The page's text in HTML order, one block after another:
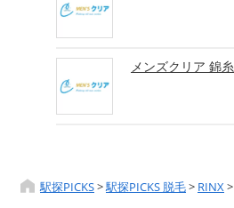
メンズクリア 錦
駅探PICKS>駅探PICKS 脱毛> RINX>